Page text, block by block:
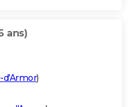
ans)
d'Armor)